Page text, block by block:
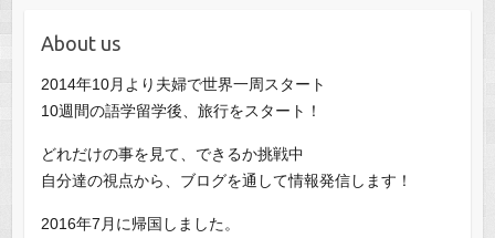
About us
2014年10月より夫婦で世界一周スタート
10週間の語学留学後、旅行をスタート！
どれだけの事を見て、できるか挑戦中
自分達の視点から、ブログを通して情報発信します！
2016年7月に帰国しました。